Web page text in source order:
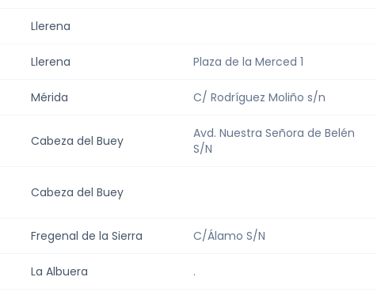
Llerena
Llerena Plaza de la Merced 1
Mérida C/ Rodríguez Moliño s/n
Cabeza del Buey
Avd. Nuestra Señora de Belén
S/N
Cabeza del Buey
Fregenal de la Sierra C/Álamo S/N
La Albuera .